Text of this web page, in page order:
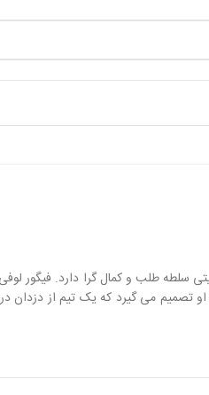
طلب و کمال گرا دارد. فیگور
تصمیم می گیرد که یک تیم از دزدان